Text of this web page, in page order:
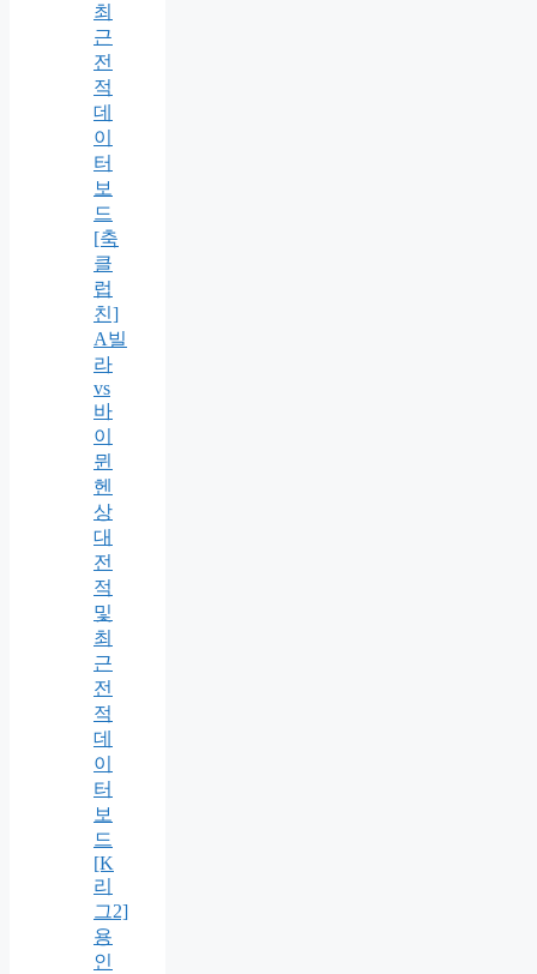
최
근
전
적
데
이
터
보
드
[축
클
럽
친]
A빌
라
vs
바
이
뮌
헨
상
대
전
적
및
최
근
전
적
데
이
터
보
드
[K
리
그2]
용
인